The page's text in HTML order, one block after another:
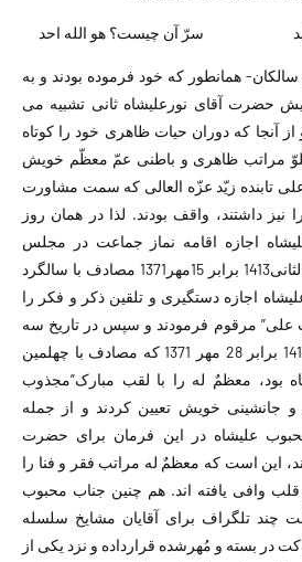
سرّ آن چیست؟ هو الله احد
همانطور که خود فرموده بودند و به
حضرت آقای نورعلیشاه ثانی تشبیه می
آنجا که دوران حیات ظاهری خود را کوتاه
مراتب ظاهری و باطنی عمّ معظّم خویش
تابنده زیّد عزّه العالی که سمت مشاورت
نیز داشتند، واقف بودند. لذا در همان روز
اجازه اقامه نماز جماعت در مجلس
فقری و سپس در نهم ربیع الثانی1413 برابر 15مهر1371 مصادف با سالگرد
اجازه دستگیری و تلقین ذکر و فکر را
علی” مرقوم فرمودند و سپس در تاریخ سه
شنبه 22 ربیع الثانی سال 1413 برابر 28 مهر 1371 که مصادف با چهلمین
بود، معظمٌ له را با لقب مبارک”مجذوب
جانشینی خویش تعیین کردند و از جمله
علیشاه در این فرمان برای حضرت
این است که معظمٌ له مراتب فقر و فنا را
وافی یافته اند. هم چنین جناب محبوب
چند تلگراف برای آقایان مشایخ سلسله
در بسته و مُهرشده قرارداده و نزد یکی از